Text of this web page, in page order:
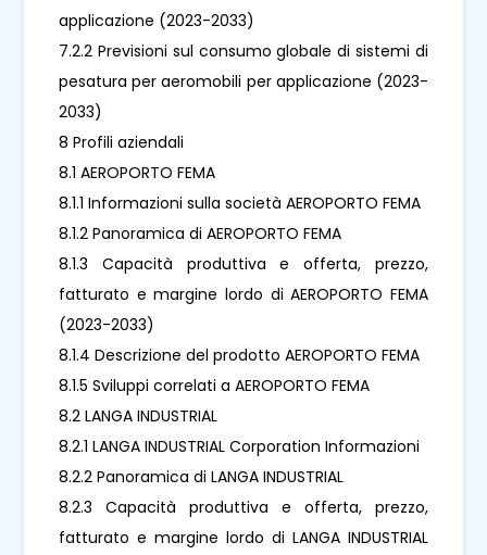
applicazione (2023-2033)
7.2.2 Previsioni sul consumo globale di sistemi di
pesatura per aeromobili per applicazione (2023-
2033)
8 Profili aziendali
8.1 AEROPORTO FEMA
8.1.1 Informazioni sulla società AEROPORTO FEMA
8.1.2 Panoramica di AEROPORTO FEMA
8.1.3 Capacità produttiva e offerta, prezzo,
fatturato e margine lordo di AEROPORTO FEMA
(2023-2033)
8.1.4 Descrizione del prodotto AEROPORTO FEMA
8.1.5 Sviluppi correlati a AEROPORTO FEMA
8.2 LANGA INDUSTRIAL
8.2.1 LANGA INDUSTRIAL Corporation Informazioni
8.2.2 Panoramica di LANGA INDUSTRIAL
8.2.3 Capacità produttiva e offerta, prezzo,
fatturato e margine lordo di LANGA INDUSTRIAL